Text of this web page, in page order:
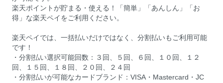
楽天ポイントが貯まる・使える！「簡単」「あんしん」「お
得」な楽天ペイをご利用ください。
楽天ペイでは、一括払いだけではなく、分割払いもご利用可能
です！
・分割払い選択可能回数：３回、５回、６回、１０回、１２
回、１５回、１８回、２０回、２４回
・分割払いが可能なカードブランド：VISA・Mastercard・JC